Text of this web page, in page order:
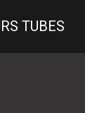
TUBES